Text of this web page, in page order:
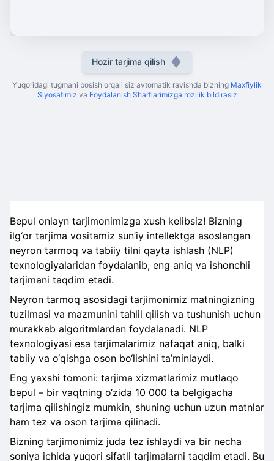
Hozir tarjima qilish
Yuqoridagi tugmani bosish orqali siz avtomatik ravishda bizning Maxfiylik
Siyosatimiz va Foydalanish Shartlarimizga rozilik bildirasiz
Bepul onlayn tarjimonimizga xush kelibsiz! Bizning
ilg‘or tarjima vositamiz sun’iy intellektga asoslangan
neyron tarmoq va tabiiy tilni qayta ishlash (NLP)
texnologiyalaridan foydalanib, eng aniq va ishonchli
tarjimani taqdim etadi.
Neyron tarmoq asosidagi tarjimonimiz matningizning
tuzilmasi va mazmunini tahlil qilish va tushunish uchun
murakkab algoritmlardan foydalanadi. NLP
texnologiyasi esa tarjimalarimiz nafaqat aniq, balki
tabiiy va o‘qishga oson bo‘lishini ta’minlaydi.
Eng yaxshi tomoni: tarjima xizmatlarimiz mutlaqo
bepul – bir vaqtning o‘zida 10 000 ta belgigacha
tarjima qilishingiz mumkin, shuning uchun uzun matnlar
ham tez va oson tarjima qilinadi.
Bizning tarjimonimiz juda tez ishlaydi va bir necha
soniya ichida yuqori sifatli tarjimalarni taqdim etadi. Bu